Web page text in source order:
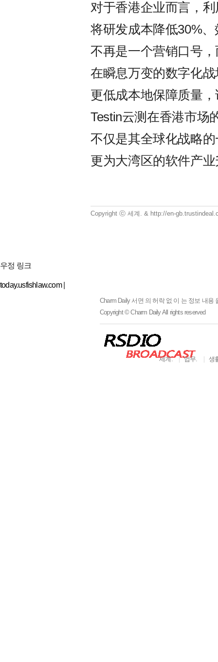
对于香港企业而言，
将研发成本降低30%
不再是一个营销口号
在瞬息万变的数字化
更低成本地保障质量
Testin云测在香港市场
不仅是其全球化战略
更为大湾区的软件产
Copyright ⓒ 세계. & http://en-
우정 링크
today.usfishlaw.com|
Charm Daily서면 의 허락 없 이 는 정보 내용
Copyright © Charm Daily All rights reserved
세계. 업무. 생